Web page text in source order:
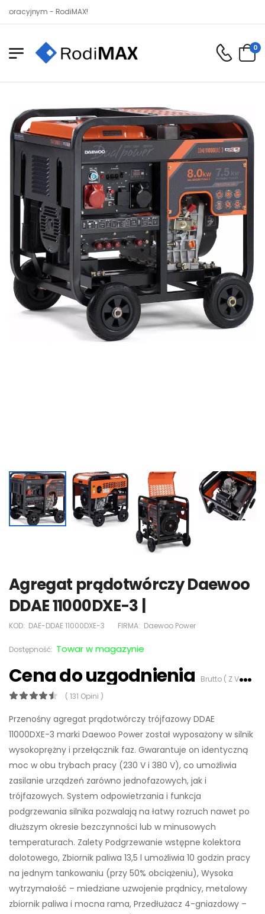
- RodiMAX!
0
Agregat prądotwórczy Daewoo
DDAE 11000DXE-3 |
KOD: DAE-DDAE 11000DXE-3 FIRMA: Daewoo Power
Dostępność: Towar w magazynie
Cena do uzgodnienia Brutto ( Z VAT 23%)
( 131 Opini )
Przenośny agregat prądotwórczy trójfazowy DDAE
11000DXE-3 marki Daewoo Power został wyposażony w silnik
wysokoprężny i przełącznik faz. Gwarantuje on identyczną
moc w obu trybach pracy (230 V i 380 V), co umożliwia
zasilanie urządzeń zarówno jednofazowych, jak i
trójfazowych. System odpowietrzania i funkcja
podgrzewania silnika pozwalają na łatwy rozruch nawet po
dłuższym okresie bezczynności lub w minusowych
temperaturach. Zalety Podgrzewanie wstępne kolektora
dolotowego, Zbiornik paliwa 13,5 l umożliwia 10 godzin pracy
na jednym tankowaniu (przy 50% obciążeniu), Wysoka
wytrzymałość – miedziane uzwojenie prądnicy, metalowy
zbiornik paliwa i mocna rama, Przedłużacz 4-gniazdowy –